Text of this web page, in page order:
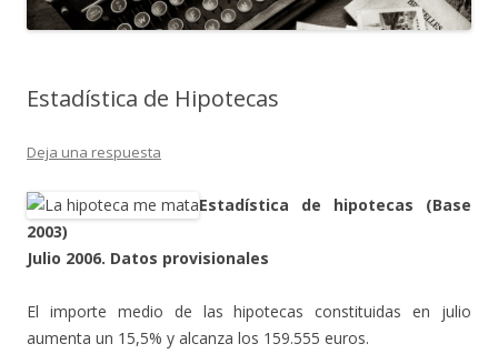
Estadística de Hipotecas
Deja una respuesta
Estadística de hipotecas (Base
2003)
Julio 2006. Datos provisionales
El importe medio de las hipotecas constituidas en julio
aumenta un 15,5% y alcanza los 159.555 euros.